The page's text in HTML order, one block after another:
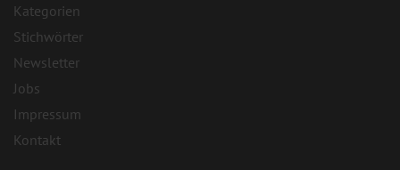
Kategorien
Stichwörter
Newsletter
Jobs
Impressum
Kontakt